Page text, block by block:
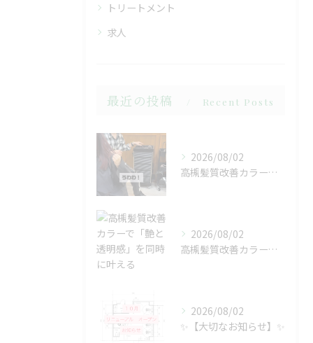
トリートメント
求人
最近の投稿 Recent Posts
2026/08/02
高槻髪質改善カラーで「艶と透明感」を同時に叶える
2026/08/02
高槻髪質改善カラーで「艶と透明感」を同時に叶える
2026/08/02
✨【大切なお知らせ】✨